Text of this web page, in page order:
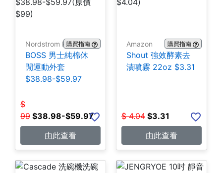
Nordstrom Rack購買指南
BOSS 男士純棉休
閒運動外套
$38.98-$59.97
$
99 $38.98-$59.97
由此查看
Amazon 購買指南
Shout 強效酵素去
漬噴霧 22oz $3.31
$ 4.04 $3.31
由此查看